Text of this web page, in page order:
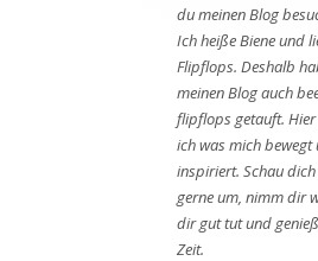
du meinen Blog
Ich heiße Biene und
Flipflops. Deshalb
meinen Blog auch
flipflops getauft. Hier
ich was mich bewegt
inspiriert. Schau dich
gerne um, nimm dir
dir gut tut und
Zeit.